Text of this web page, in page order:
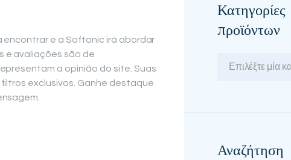
encontrar e a Softonic irá abordar
e avaliações são de
a opinião do site. Suas
exclusivos. Ganhe destaque
Κατηγορίες
προϊόντων
Επιλέξτε μία
Αναζήτηση